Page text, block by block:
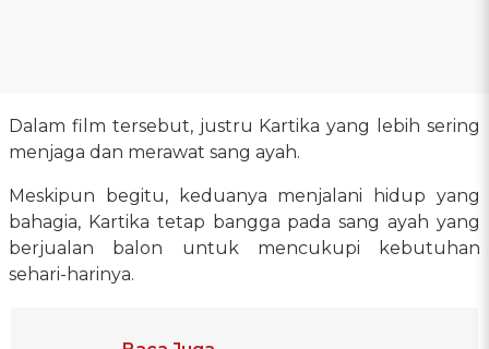
Dalam film tersebut, justru Kartika yang lebih sering
menjaga dan merawat sang ayah.
Meskipun begitu, keduanya menjalani hidup yang
bahagia, Kartika tetap bangga pada sang ayah yang
berjualan balon untuk mencukupi kebutuhan
sehari-harinya.